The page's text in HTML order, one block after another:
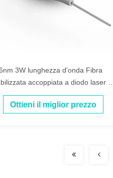
3W lunghezza d'onda Fibra
accoppiata a diodo laser a
potenza
Ottieni il miglior prezzo